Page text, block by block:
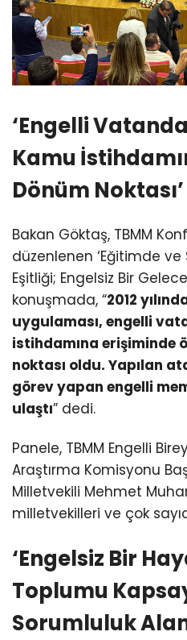
‘Engelli
Kamu
Dönüm Noktası’
Bakan Göktaş, TBMM
düzenlenen ‘Eğitimde
Eşitliği; Engelsiz Bir
konuşmada, “2012
uygulaması, engelli
istihdamına erişiminde
noktası oldu. Yapılan
görev yapan engelli
ulaştı” dedi.
Panele, TBMM Engelli
Araştırma Komisyonu
Milletvekili Mehmet
milletvekilleri ve çok
‘Engelsiz Bir
Toplumu
Sorumluluk